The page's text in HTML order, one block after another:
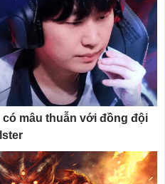
mâu thuẫn với đồng đội